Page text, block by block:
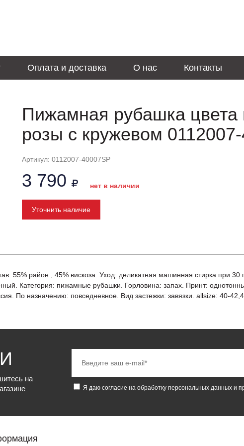
Оплата и доставка О нас Контакты
Пижамная рубашка цвета
розы с кружевом
Артикул: 0112007-40007SP
3 790 нет в наличии
Уточнить наличие
55% район , 45% вискоза. Уход: деликатная машинная стирка при 30
Категория: пижамные рубашки. Горловина: запах. Принт:
По назначению: повседневное. Вид застежки: завязки. allsize: 40-
на
Я даю согласие на обработку персональных данных и